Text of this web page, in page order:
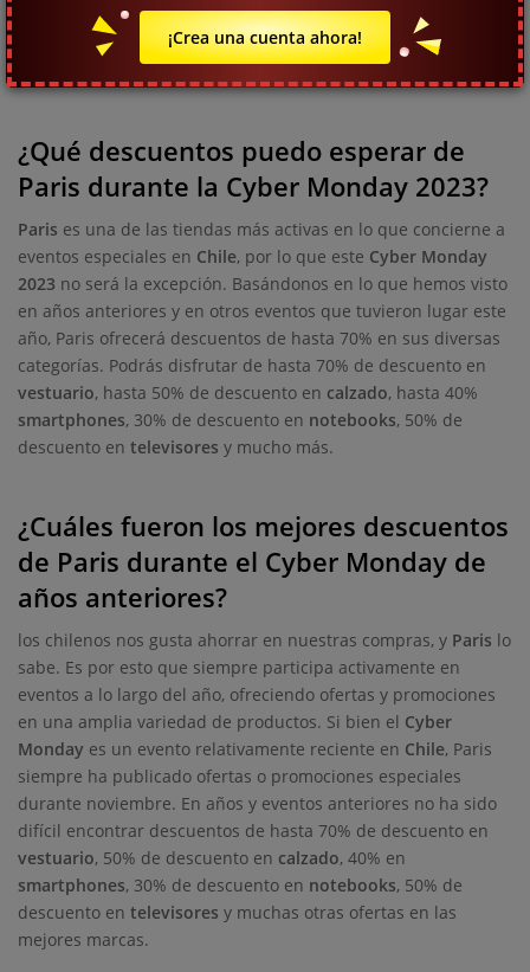
Black Friday de otros eventos es lo cerca que está de
, por lo que también es una oportunidad para
comprar los regalos a un buen precio y sin salir de casa.
¿Qué descuentos puedo esperar de
Paris durante la Cyber Monday 2023?
Paris es una de las tiendas más activas en lo que concierne a
eventos especiales en Chile, por lo que este Cyber Monday
2023 no será la excepción. Basándonos en lo que hemos visto
en años anteriores y en otros eventos que tuvieron lugar este
año, Paris ofrecerá descuentos de hasta 70% en sus diversas
categorías. Podrás disfrutar de hasta 70% de descuento en
vestuario, hasta 50% de descuento en calzado, hasta 40%
smartphones, 30% de descuento en notebooks, 50% de
descuento en televisores y mucho más.
¿Cuáles fueron los mejores descuentos
de Paris durante el Cyber Monday de
años anteriores?
los chilenos nos gusta ahorrar en nuestras compras, y Paris lo
sabe. Es por esto que siempre participa activamente en
eventos a lo largo del año, ofreciendo ofertas y promociones
en una amplia variedad de productos. Si bien el Cyber
Monday es un evento relativamente reciente en Chile, Paris
siempre ha publicado ofertas o promociones especiales
durante noviembre. En años y eventos anteriores no ha sido
difícil encontrar descuentos de hasta 70% de descuento en
vestuario, 50% de descuento en calzado, 40% en
smartphones, 30% de descuento en notebooks, 50% de
descuento en televisores y muchas otras ofertas en las
mejores marcas.
¡Crea una cuenta ahora!